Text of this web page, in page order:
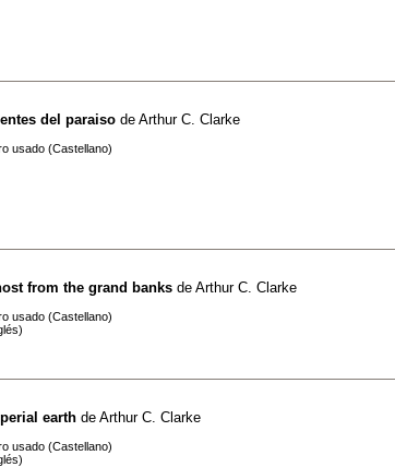
del paraiso de Arthur C. Clarke
usado (Castellano)
from the grand banks de Arthur C. Clarke
usado (Castellano)
earth de Arthur C. Clarke
usado (Castellano)